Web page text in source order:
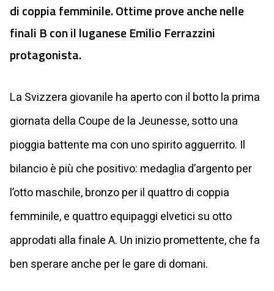
di coppia femminile. Ottime prove anche nelle
finali B con il luganese Emilio Ferrazzini
protagonista.
La Svizzera giovanile ha aperto con il botto la prima
giornata della Coupe de la Jeunesse, sotto una
pioggia battente ma con uno spirito agguerrito. Il
bilancio è più che positivo: medaglia d’argento per
l’otto maschile, bronzo per il quattro di coppia
femminile, e quattro equipaggi elvetici su otto
approdati alla finale A. Un inizio promettente, che fa
ben sperare anche per le gare di domani.